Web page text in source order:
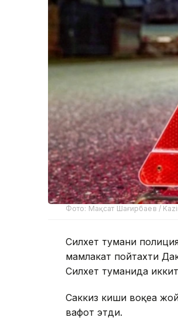
Фото: Мақсат Шағирбаев /
Силхет тумани
мамлакат пойтахти
Силхет туманида
Саккиз киши воқеа
вафот этди.